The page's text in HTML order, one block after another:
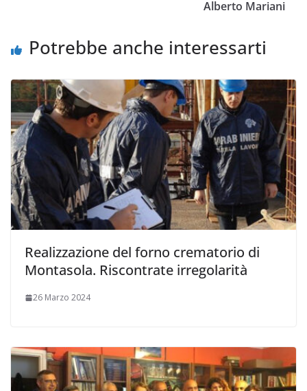
Alberto Mariani
Potrebbe anche interessarti
Realizzazione del forno crematorio di
Montasola. Riscontrate irregolarità
26 Marzo 2024